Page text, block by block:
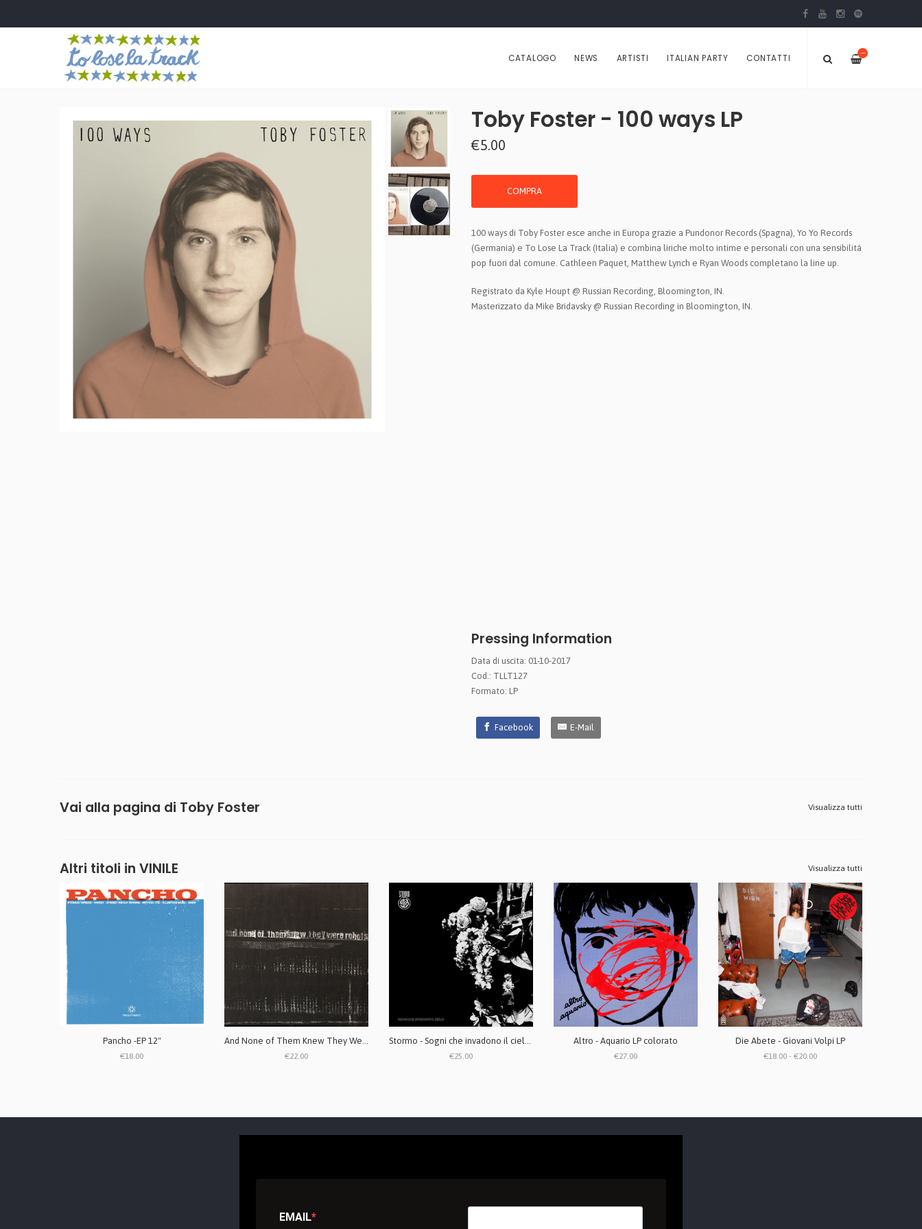
—
CATALOGO NEWS ARTISTI ITALIAN PARTY CONTATTI
Toby Foster - 100 ways LP
€5.00
COMPRA
100 ways di Toby Foster esce anche in Europa grazie a Pundonor Records (Spagna), Yo Yo Records
(Germania) e To Lose La Track (Italia) e combina liriche molto intime e personali con una sensibilità
pop fuori dal comune. Cathleen Paquet, Matthew Lynch e Ryan Woods completano la line up.
Registrato da Kyle Houpt @ Russian Recording, Bloomington, IN.
Masterizzato da Mike Bridavsky @ Russian Recording in Bloomington, IN.
Pressing Information
Data di uscita: 01-10-2017
Cod.: TLLT127
Formato: LP
Facebook E-Mail
Vai alla pagina di Toby Foster Visualizza tutti
Altri titoli in VINILE Visualizza tutti
Pancho -EP 12"
€18.00
And None of Them Knew They Were Robots - Discography 2xLP
€22.00
Stormo - Sogni che invadono il cielo LP Gatefold
€25.00
Altro - Aquario LP colorato
€27.00
Die Abete - Giovani Volpi LP
€18.00 - €20.00
EMAIL